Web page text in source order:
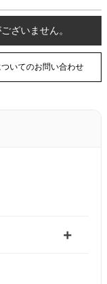
ざいません。
いてのお問い合わせ